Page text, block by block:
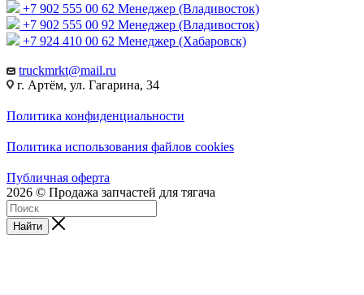
+7 902 555 00 62 Менеджер (Владивосток)
+7 902 555 00 92 Менеджер (Владивосток)
+7 924 410 00 62 Менеджер (Хабаровск)
truckmrkt@mail.ru
г. Артём, ул. Гагарина, 34
Политика конфиденциальности
Политика использования файлов cookies
Публичная оферта
2026 © Продажа запчастей для тягача
Найти